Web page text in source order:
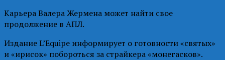
Карьера Валера Жермена может найти свое
продолжение в АПЛ.
Издание L’Equipe информирует о готовности «святых»
и «ирисок» побороться за страйкера «монегасков».